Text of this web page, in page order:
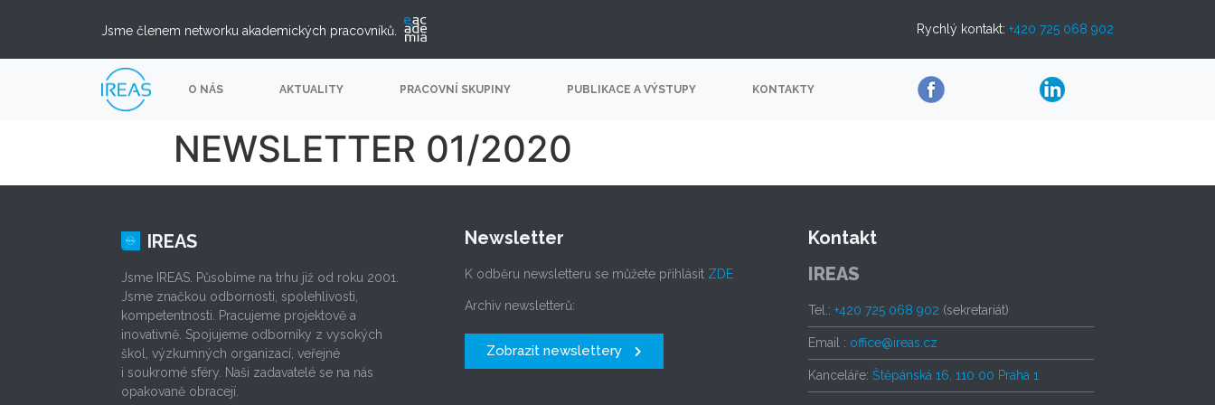
Jsme členem networku akademických pracovníků. Rychlý kontakt: +420 725 068 902
O NÁS AKTUALITY PRACOVNÍ SKUPINY PUBLIKACE A VÝSTUPY KONTAKTY
NEWSLETTER 01/2020
IREAS
Jsme IREAS. Působíme na trhu již od roku 2001.
Jsme značkou odbornosti, spolehlivosti,
kompetentnosti. Pracujeme projektově a
inovativně. Spojujeme odborníky z vysokých
škol, výzkumných organizací, veřejné
i soukromé sféry. Naši zadavatelé se na nás
opakovaně obracejí.
Newsletter
K odběru newsletteru se můžete přihlásit ZDE
Archiv newsletterů:
Zobrazit newslettery
Kontakt
IREAS
Tel.: +420 725 068 902 (sekretariát)
Email : office@ireas.cz
Kanceláře: Štěpánská 16, 110 00 Praha 1